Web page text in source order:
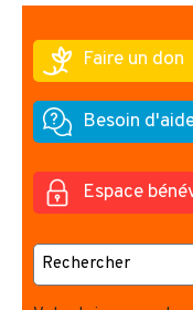
Faire un don
Besoin
Espace